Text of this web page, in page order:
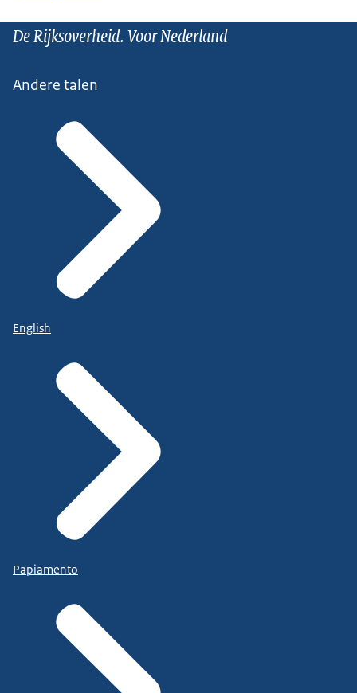
De Rijksoverheid. Voor Nederland
Andere talen
English
Papiamento